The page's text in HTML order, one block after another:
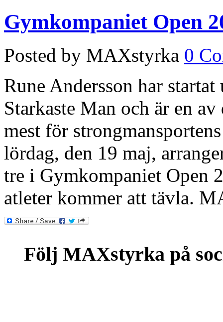
Gymkompaniet Open
Posted by MAXstyrka 0
Rune Andersson har
Starkaste Man och är en
mest för
lördag, den 19 maj,
tre i Gymkompaniet Open
atleter kommer att tävla.
Följ MAXstyrka på